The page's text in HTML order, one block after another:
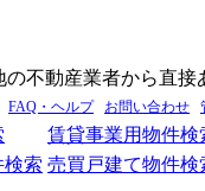
不動産業者から直接
FAQ・ヘルプ お問い合わせ
賃貸事業用物件検
索 売買戸建て物件検